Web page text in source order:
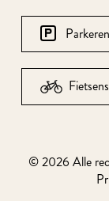
Parkeren
© 2026 Alle